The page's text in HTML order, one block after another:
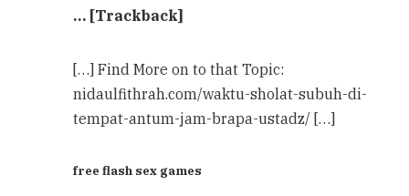
… [Trackback]
[…] Find More on to that Topic:
nidaulfithrah.com/waktu-sholat-subuh-di-
tempat-antum-jam-brapa-ustadz/ […]
free flash sex games